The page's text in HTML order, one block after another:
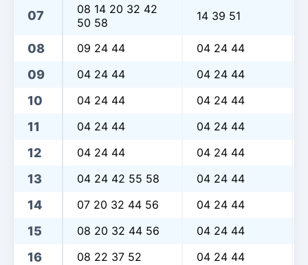
07
08 14 20 32 42
50 58
14 39 51
08 09 24 44 04 24 44
09 04 24 44 04 24 44
10 04 24 44 04 24 44
11 04 24 44 04 24 44
12 04 24 44 04 24 44
13 04 24 42 55 58 04 24 44
14 07 20 32 44 56 04 24 44
15 08 20 32 44 56 04 24 44
16 08 22 37 52 04 24 44